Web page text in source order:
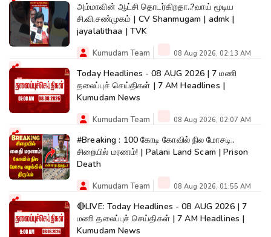
அம்மாவின் ஆட்சி தொடர்கிறதா..?வாய் மூடிய
சி.வி.சண்முகம் | CV Shanmugam | admk |
jayalalithaa | TVK
Kumudam Team 08 Aug 2026, 02:13 AM
Today Headlines - 08 AUG 2026 | 7 மணி
தலைப்புச் செய்திகள் | 7 AM Headlines |
Kumudam News
Kumudam Team 08 Aug 2026, 02:07 AM
#Breaking : 100 கோடி கோவில் நில மோசடி..
சிறையில் மரணம்! | Palani Land Scam | Prison
Death
Kumudam Team 08 Aug 2026, 01:55 AM
🔴LIVE: Today Headlines - 08 AUG 2026 | 7
மணி தலைப்புச் செய்திகள் | 7 AM Headlines |
Kumudam News